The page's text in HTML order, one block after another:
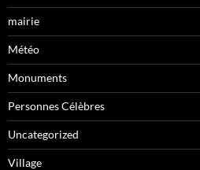
mairie
Météo
Monuments
Personnes Célèbres
Uncategorized
Village